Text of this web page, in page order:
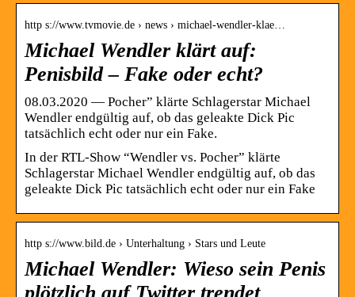
http s://www.tvmovie.de › news › michael-wendler-klae…
Michael Wendler klärt auf:
Penisbild – Fake oder echt?
08.03.2020 — Pocher” klärte Schlagerstar Michael
Wendler endgültig auf, ob das geleakte Dick Pic
tatsächlich echt oder nur ein Fake.
In der RTL-Show “Wendler vs. Pocher” klärte
Schlagerstar Michael Wendler endgültig auf, ob das
geleakte Dick Pic tatsächlich echt oder nur ein Fake
http s://www.bild.de › Unterhaltung › Stars und Leute
Michael Wendler: Wieso sein Penis